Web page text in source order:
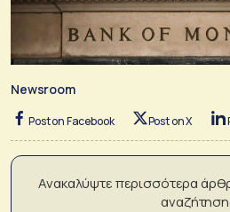
Newsroom
Post on Facebook Post on X
Ανακαλύψτε περισσότερα